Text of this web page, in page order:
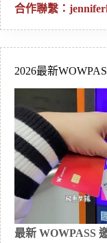
合作聯繫：
2026最新
最新 WOWPASS